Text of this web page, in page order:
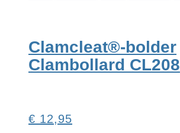
Clamcleat®-bolder
Clambollard CL208
€ 12,95